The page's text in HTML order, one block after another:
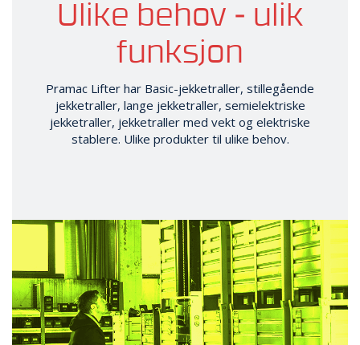
Ulike behov - ulik
funksjon
Pramac Lifter har Basic-jekketraller, stillegående
jekketraller, lange jekketraller, semielektriske
jekketraller, jekketraller med vekt og elektriske
stablere. Ulike produkter til ulike behov.